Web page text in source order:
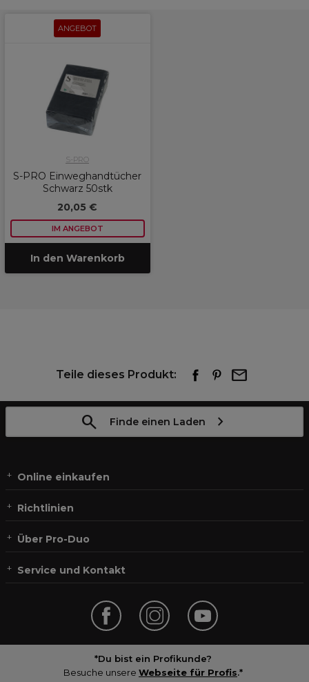
ANGEBOT
S-PRO
S-PRO Einweghandtücher
Schwarz 50stk
20,05 €
IM ANGEBOT
In den Warenkorb
Teile dieses Produkt:
Finde einen Laden
Online einkaufen
Richtlinien
Über Pro-Duo
Service und Kontakt
*Du bist ein Profikunde?
Besuche unsere Webseite für Profis.*